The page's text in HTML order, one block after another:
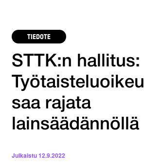
TIEDOTE
STTK:n hallitus:
saa rajata
lainsäädännöllä
Julkaistu12.9.2022